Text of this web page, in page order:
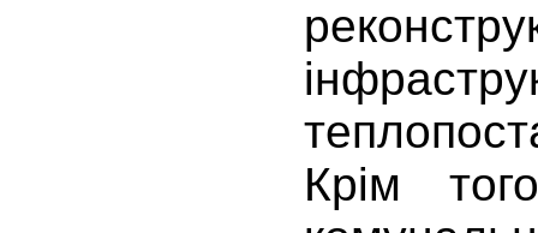
Крім